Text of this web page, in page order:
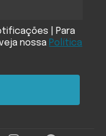
| Para
nossa Política